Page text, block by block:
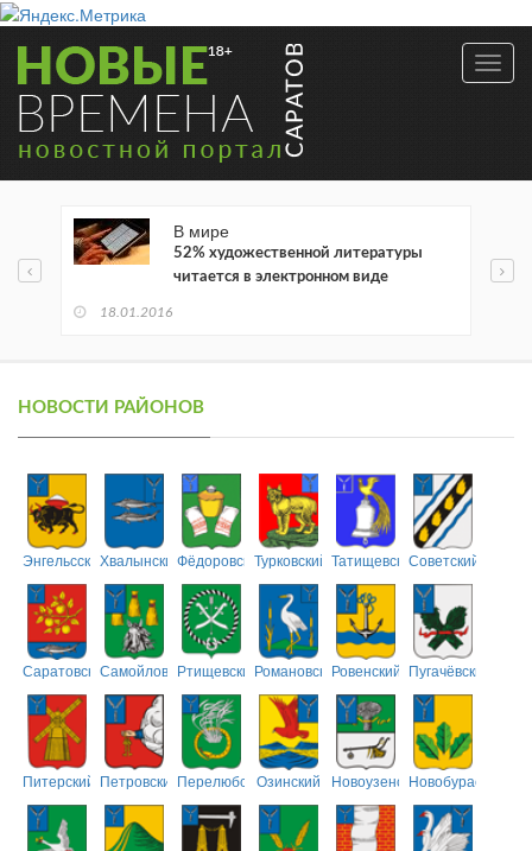
В мире
52% художественной литературы
читается в электронном виде
18.01.2016
НОВОСТИ РАЙОНОВ
ЭнгельсскийХвалынскийФёдоровскийТурковский ТатищевскийСоветский
СаратовскийСамойловскийРтищевскийРомановскийРовенский Пугачёвский
Питерский ПетровскийПерелюбскийОзинский НовоузенскийНовобурасский